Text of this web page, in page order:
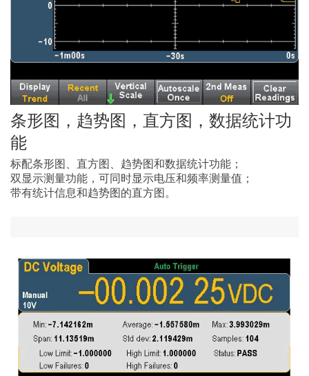
条形图，趋势图，直方图，数据统计功
能
标配条形图、直方图、趋势图和数据统计功能；
双显示测量功能，可同时显示电压和频率测量值；
带有统计信息和趋势图的直方图。